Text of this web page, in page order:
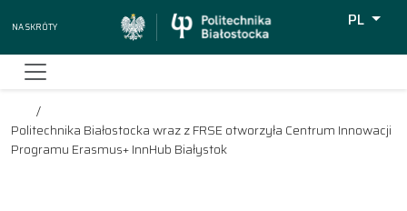
Na skróty
PL
Politechnika Białostocka wraz z FRSE otworzyła Centrum Innowacji
Programu Erasmus+ InnHub Białystok